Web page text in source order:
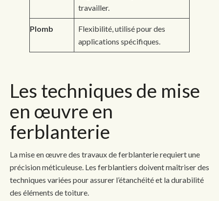
travailler.
Plomb
Flexibilité, utilisé pour des
applications spécifiques.
Les techniques de mise
en œuvre en
ferblanterie
La mise en œuvre des travaux de ferblanterie requiert une
précision méticuleuse. Les ferblantiers doivent maîtriser des
techniques variées pour assurer l’étanchéité et la durabilité
des éléments de toiture.